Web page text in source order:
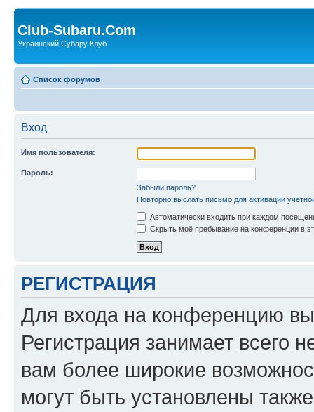
Club-Subaru.Com
Украинский Субару Клуб
Список форумов
Вход
Имя пользователя:
Пароль:
Забыли пароль?
Повторно выслать письмо для активации
Автоматически входить при каждом
Скрыть моё пребывание на конференции в
РЕГИСТРАЦИЯ
Для входа на конференцию
Регистрация занимает всего
вам более широкие
могут быть установлены